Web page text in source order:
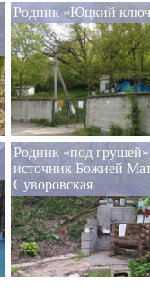
Родник «Юцкий
Родник «под
источник Божией
Суворовская